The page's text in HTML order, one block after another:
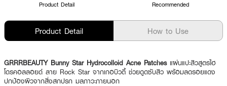
Product Detail Recommended
Product Detail How to Use
GRRRBEAUTY Bunny Star Hydrocolloid Acne Patches แผ่นแปะสิวสูตรไฮ
โดรคอลลอยด์ ลาย Rock Star จากเกอบิวตี้ ช่วยดูดซับสิว พร้อมลดรอยแดง
ปกป้องผิวจากสิ่งสกปรก มลภาวะภายนอก